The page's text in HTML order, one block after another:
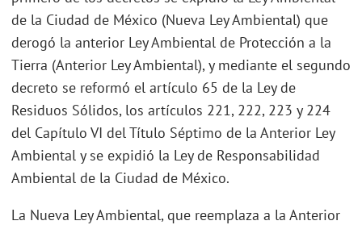
de la Ciudad de México (Nueva Ley Ambiental) que
derogó la anterior Ley Ambiental de Protección a la
Tierra (Anterior Ley Ambiental), y mediante el segundo
decreto se reformó el artículo 65 de la Ley de
Residuos Sólidos, los artículos 221, 222, 223 y 224
del Capítulo VI del Título Séptimo de la Anterior Ley
Ambiental y se expidió la Ley de Responsabilidad
Ambiental de la Ciudad de México.
La Nueva Ley Ambiental, que reemplaza a la Anterior